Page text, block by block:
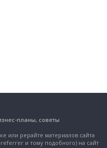
планы, советы
или рерайте материалов сайта
и тому подобного) на сайт